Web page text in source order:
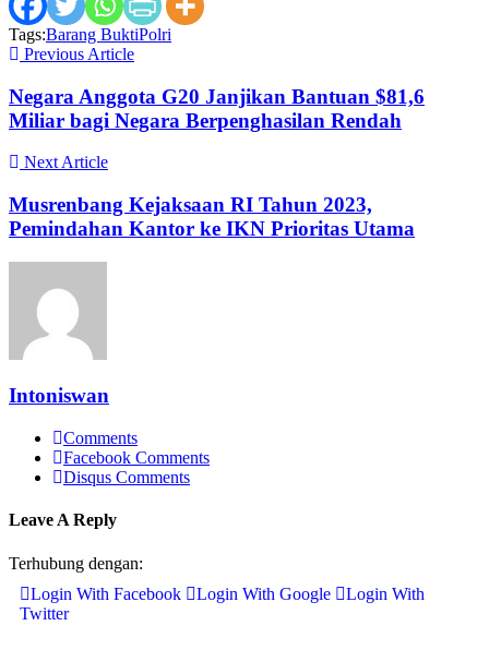
Tags:Barang BuktiPolri
Previous Article
Negara Anggota G20 Janjikan Bantuan $81,6
Miliar bagi Negara Berpenghasilan Rendah
Next Article
Musrenbang Kejaksaan RI Tahun 2023,
Pemindahan Kantor ke IKN Prioritas Utama
Intoniswan
Comments
Facebook Comments
Disqus Comments
Leave A Reply
Terhubung dengan:
Login With Facebook
Login With Google
Login With
Twitter